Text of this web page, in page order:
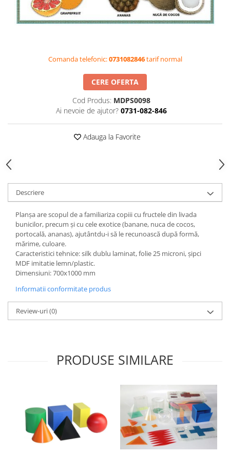
Kit Robotic Educational
Software Educational
Table Interactive
Videoproiectoare si Echipamente IT
Videoproiectoare
Videoproiectoare
Laptopuri si Accesorii
Accesorii Laptopuri
All in One/PC
All in One
Periferice PC
Conectivitate si Accesorii
Monitoare
Tablete si Accesorii
Imprimante si Multifunctionale
Imprimante si Scanere 3D
Camere Videoconferinta
Boxe si Soundbar
Tehnologie Educationala
Comanda telefonic:0731082846tarif normal
CERE OFERTA
Cod Produs: MDPS0098
Ai nevoie de ajutor? 0731-082-846
Adauga la Favorite
Descriere
Planşa are scopul de a familiariza copiii cu fructele din livada
bunicilor, precum și cu cele exotice (banane, nuca de cocos,
portocală, ananas), ajutântdu-i să le recunoască după formă,
mărime, culoare.
Caracteristici tehnice: silk dublu laminat, folie 25 microni, şipci
MDF imitatie lemn/plastic.
Dimensiuni: 700x1000 mm
Informatii conformitate produs
Review-uri(0)
PRODUSE SIMILARE